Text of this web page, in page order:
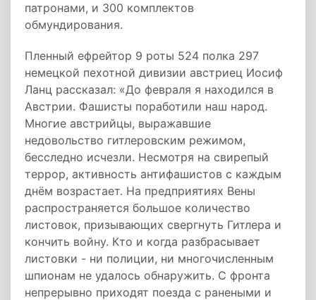
патронами, и 300 комплектов
обмундирования.
Пленный ефрейтор 9 роты 524 полка 297
немецкой пехотной дивизии австриец Иосиф
Ланц рассказал: «До февраля я находился в
Австрии. Фашисты поработили наш народ.
Многие австрийцы, выражавшие
недовольство гитлеровским режимом,
бесследно исчезли. Несмотря на свирепый
террор, активность антифашистов с каждым
днём возрастает. На предприятиях Вены
распространяется большое количество
листовок, призывающих свергнуть Гитлера и
кончить войну. Кто и когда разбрасывает
листовки - ни полиции, ни многочисленным
шпионам не удалось обнаружить. С фронта
непрерывно приходят поезда с ранеными и